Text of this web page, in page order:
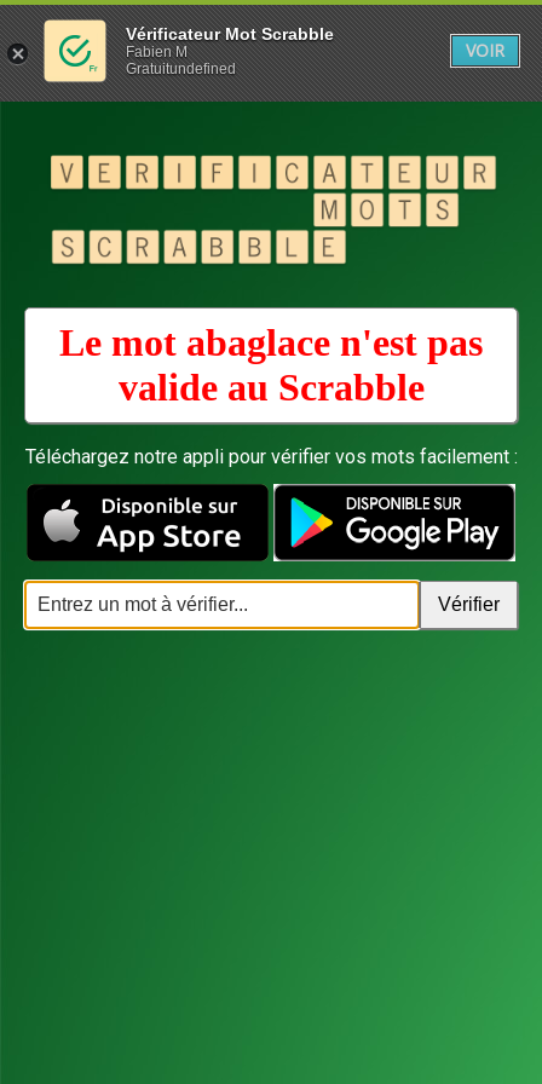
Le mot abaglace n'est pas
valide au Scrabble
Téléchargez notre appli pour vérifier vos mots facilement :
Vérificateur Mot Scrabble
Fabien M
Gratuitundefined
VOIR